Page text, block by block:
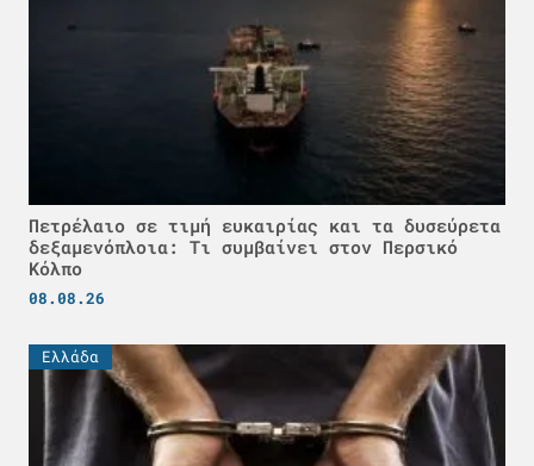
Πετρέλαιο σε τιμή ευκαιρίας και τα δυσεύρετα
δεξαμενόπλοια: Τι συμβαίνει στον Περσικό
Κόλπο
08.08.26
Ελλάδα